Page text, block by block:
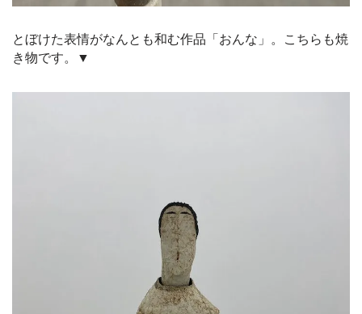
とぼけた表情がなんとも和む作品「おんな」。こちらも焼
き物です。▼